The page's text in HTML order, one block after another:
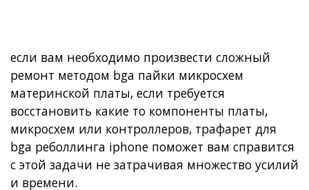
если вам необходимо произвести сложный
ремонт методом bga пайки микросхем
материнской платы, если требуется
восстановить какие то компоненты платы,
микросхем или контроллеров, трафарет для
bga реболлинга iphone поможет вам справится
с этой задачи не затрачивая множество усилий
и времени.